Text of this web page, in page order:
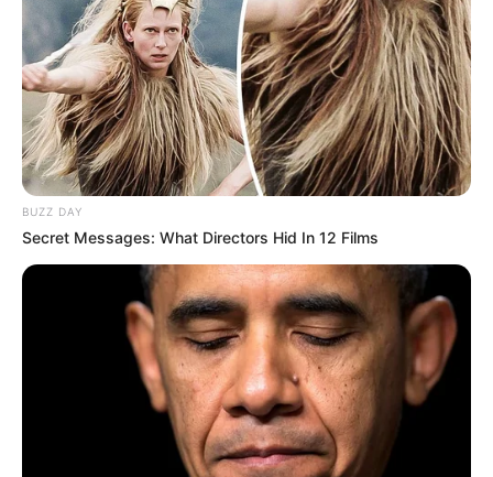
BUZZ DAY
Secret Messages: What Directors Hid In 12 Films